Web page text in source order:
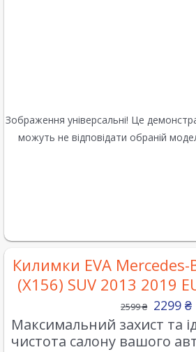
Зображення універсальні! Це
можуть не відповідати обраній
Килимки EVA Mercedes-
(X156) SUV 2013 2019
2599₴ 2299 ₴
Максимальний захист та
чистота салону вашого